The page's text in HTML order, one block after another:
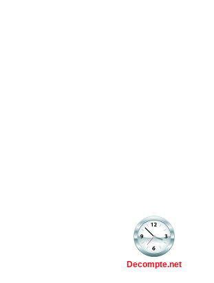
Decompte.net